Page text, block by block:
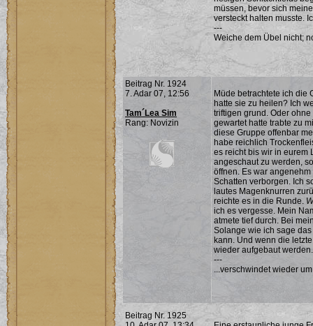
müssen, bevor sich
versteckt halten musste.
---
Weiche dem Übel nicht;
Beitrag Nr. 1924
7. Adar 07, 12:56
Tam´Lea Sim
Rang: Novizin
Müde betrachtete ich die
hatte sie zu heilen? Ich
triftigen grund. Oder
gewartet hatte trabte zu
diese Gruppe offenbar
habe reichlich
es reicht bis wir in eurem
angeschaut zu werden,
öffnen. Es war
Schatten verborgen. Ich
lautes Magenknurren
reichte es in die Runde.
ich es vergesse. Mein
atmete tief durch. Bei
Solange wie ich sage
kann. Und wenn die
wieder aufgebaut
---
...verschwindet wieder
Beitrag Nr. 1925